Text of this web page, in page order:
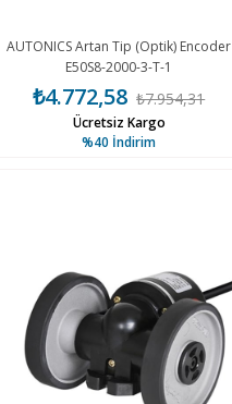
AUTONICS Artan Tip (Optik) Encoder
E50S8-2000-3-T-1
₺4.772,58 ₺7.954,31
%40 İndirim
Ücretsiz Kargo